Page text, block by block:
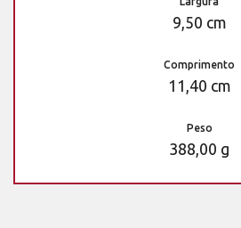
9,50 cm
Comprimento
11,40 cm
Peso
388,00 g